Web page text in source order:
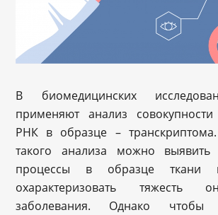
В биомедицинских
применяют анализ
РНК в образце –
такого анализа можно выявить
процессы в образце ткани
охарактеризовать тяжесть
заболевания. Однако чтобы